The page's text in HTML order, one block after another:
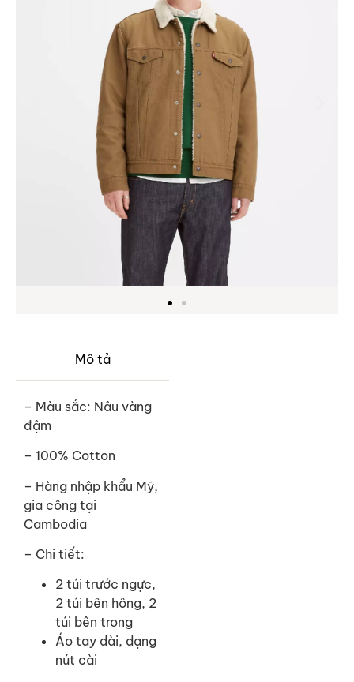
Mô tả
– Màu sắc: Nâu vàng
đậm
– 100% Cotton
– Hàng nhập khẩu Mỹ,
gia công tại
Cambodia
– Chi tiết:
2 túi trước ngực,
2 túi bên hông, 2
túi bên trong
Áo tay dài, dạng
nút cài